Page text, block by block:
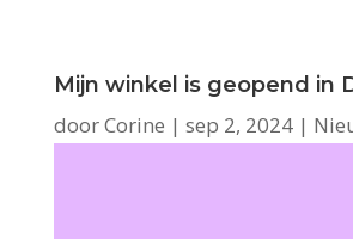
Mijn winkel is geopend in
doorCorine | sep 2, 2024|